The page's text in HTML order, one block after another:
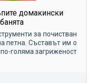
домакински
за почистван
петна. Съставът им о
голяма загриженост